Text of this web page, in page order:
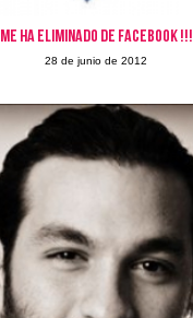
Me ha eliminado de Facebook !!!
28 de junio de 2012